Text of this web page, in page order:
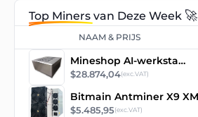
Top Miners van Deze Week 🚀
NAAM & PRIJS
Mineshop AI-werkstation
$28.874,04(exc.VAT)
$5.485,95(exc.VAT)